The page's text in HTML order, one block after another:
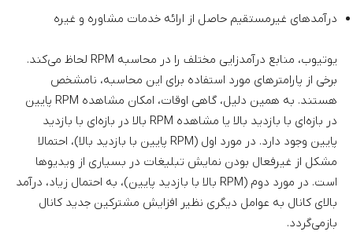
درآمدهای غیرمستقیم حاصل از ارائه خدمات مشاوره و غیره
یوتیوب، منابع درآمدزایی مختلف را در محاسبه RPM لحاظ می‌کند.
برخی از پارامترهای مورد استفاده برای این محاسبه، نامشخص
هستند. به همین دلیل، گاهی اوقات، امکان مشاهده RPM پایین
در بازه‌ای با بازدید بالا یا مشاهده RPM بالا در بازه‌ای با بازدید
پایین وجود دارد. در مورد اول (RPM پایین با بازدید بالا)، احتمالا
مشکل از غیرفعال بودن نمایش تبلیغات در بسیاری از ویدیوها
است. در مورد دوم (RPM بالا با بازدید پایین)، به احتمال زیاد، درآمد
بالای کانال به عوامل دیگری نظیر افزایش مشترکین جدید کانال
بازمی‌گردد.